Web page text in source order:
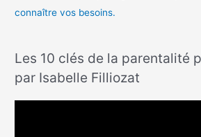
connaître vos besoins.
Les 10 clés de la parentalité
par Isabelle Filliozat